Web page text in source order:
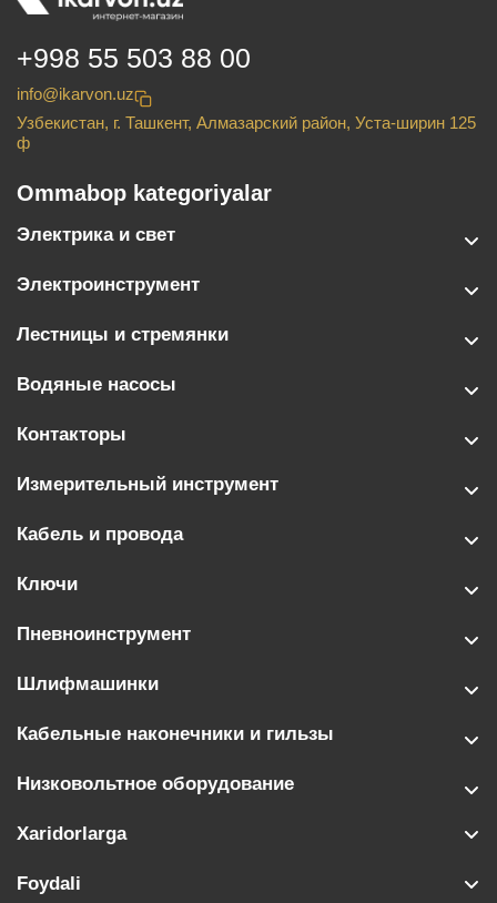
+998 55 503 88 00
info@ikarvon.uz
Узбекистан, г. Ташкент, Алмазарский район, Уста-ширин 125
ф
Ommabop kategoriyalar
Электрика и свет
Электроинструмент
Лестницы и стремянки
Водяные насосы
Контакторы
Измерительный инструмент
Кабель и провода
Ключи
Пневноинструмент
Шлифмашинки
Кабельные наконечники и гильзы
Низковольтное оборудование
Xaridorlarga
Foydali